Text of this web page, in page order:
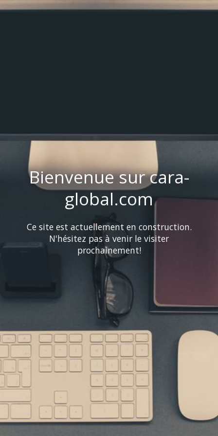
Bienvenue sur cara-
global.com
Ce site est actuellement en construction.
N'hésitez pas à venir le visiter
prochainement!